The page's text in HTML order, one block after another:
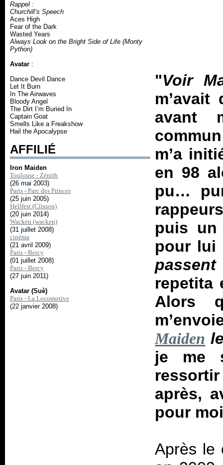
Rappel :
Churchill’s Speech
Aces High
Fear of the Dark
Wasted Years
Always Look on the Bright Side of Life (Monty
Python)
Avatar :
Dance Devil Dance
Let It Burn
In The Airwaves
Bloody Angel
The Dirt I’m Buried In
Captain Goat
Smells Like a Freakshow
Hail the Apocalypse
AFFILIÉ
Iron Maiden
Toulouse - Zénith
(26 mai 2003)
Paris - Parc des Princes
(25 juin 2005)
Hellfest (Clisson)
(20 juin 2014)
Wacken (wacken)
(31 juillet 2008)
cinéma
(21 avril 2009)
Paris - Bercy
(01 juillet 2008)
Paris - Bercy
(27 juin 2011)
Avatar (Suè)
Paris - La Locomotive
(22 janvier 2008)
"Voir
avant
m’a
en 98
pu…
puis un
pour lui
repetita
Alors
Maiden
je me
après,
pour
Après le